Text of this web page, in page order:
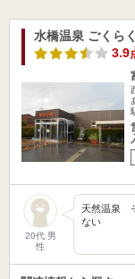
水橋温泉 ごくら
3.9
20代 男
性
天然温泉
ない